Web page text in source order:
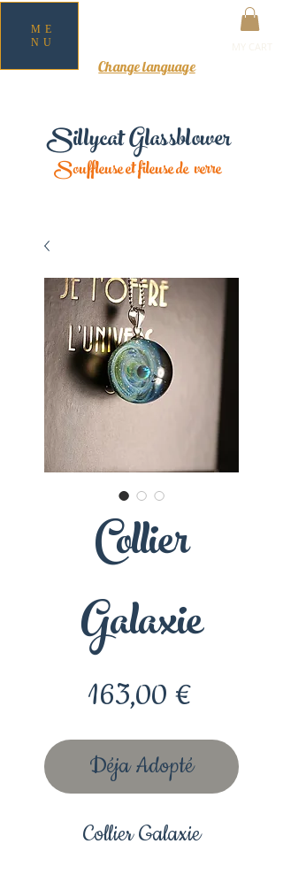
Sillycat Glassblower
Souffleuse et fileuse de verre
ME
NU
Change language
Collier
Galaxie
163,00 €Prix
Déja Adopté
Collier Galaxie